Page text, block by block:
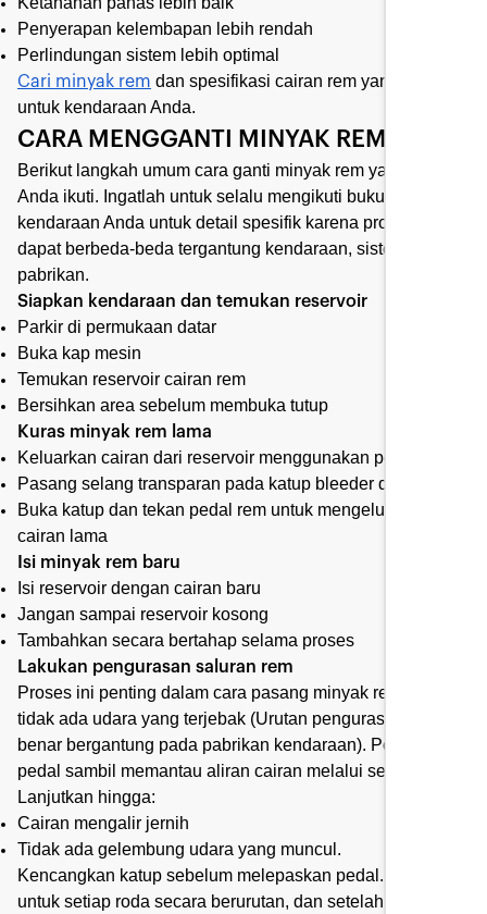
Penyerapan kelembapan lebih rendah
Perlindungan sistem lebih optimal
Cari minyak rem dan spesifikasi cairan rem yang tepat
untuk kendaraan Anda.
CARA MENGGANTI MINYAK REM
Berikut langkah umum cara ganti minyak rem yang dapat
Anda ikuti. Ingatlah untuk selalu mengikuti buku panduan
kendaraan Anda untuk detail spesifik karena proses ini
dapat berbeda-beda tergantung kendaraan, sistem, dan
pabrikan.
Siapkan kendaraan dan temukan reservoir
Parkir di permukaan datar
Buka kap mesin
Temukan reservoir cairan rem
Bersihkan area sebelum membuka tutup
Kuras minyak rem lama
Keluarkan cairan dari reservoir menggunakan pompa
Pasang selang transparan pada katup bleeder di tiap roda
Buka katup dan tekan pedal rem untuk mengeluarkan
cairan lama
Isi minyak rem baru
Isi reservoir dengan cairan baru
Jangan sampai reservoir kosong
Tambahkan secara bertahap selama proses
Lakukan pengurasan saluran rem
Proses ini penting dalam cara pasang minyak rem agar
tidak ada udara yang terjebak (Urutan pengurasan yang
benar bergantung pada pabrikan kendaraan). Pompa
pedal sambil memantau aliran cairan melalui selang.
Lanjutkan hingga:
Cairan mengalir jernih
Tidak ada gelembung udara yang muncul.
Kencangkan katup sebelum melepaskan pedal. Ulangi
untuk setiap roda secara berurutan, dan setelah selesai,